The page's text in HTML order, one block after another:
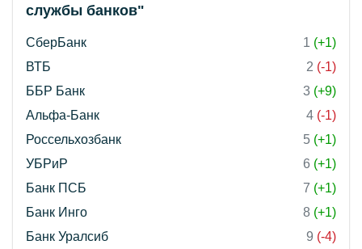
службы банков"
СберБанк 1 (+1)
ВТБ
2 (-1)
ББР Банк
3 (+9)
Альфа-Банк
4 (-1)
Россельхозбанк
5 (+1)
УБРиР
6 (+1)
Банк ПСБ
7 (+1)
Банк Инго
8 (+1)
Банк Уралсиб
9 (-4)